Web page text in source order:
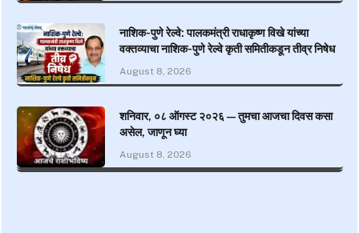
नाशिक-पुणे रेल्वे: पालकमंत्री राधाकृष्ण विखे यांच्या
वक्तव्याचा नाशिक-पुणे रेल्वे कृती समितीकडून तीव्र निषेध
August 8, 2026
शनिवार, ०८ ऑगस्ट २०२६ — तुमचा आजचा दिवस कसा
असेल, जाणून घ्या
August 8, 2026